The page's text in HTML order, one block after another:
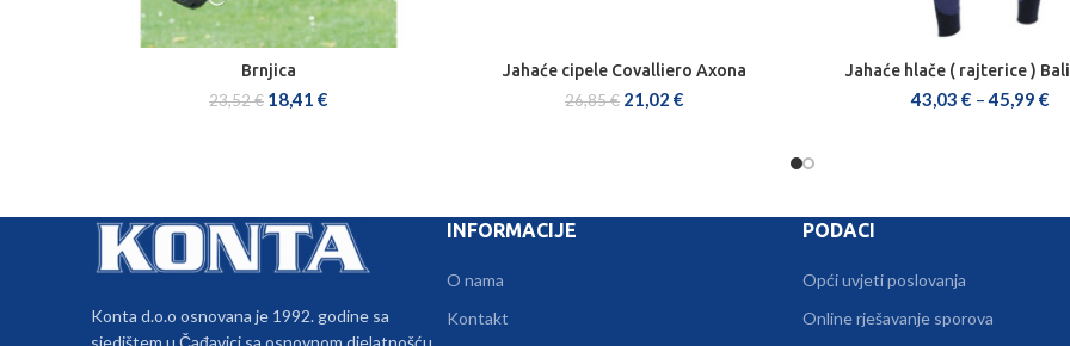
ODABERI OPCIJE
Brnjica
23,52€ 18,41 €
ODABERI OPCIJE
Jahaće cipele Covalliero Axona
26,85€ 21,02 €
ODABERI OPCIJE
Jahaće hlače ( rajterice )
43,03 € –45,99 €
Konta d.o.o osnovana je 1992. godine sa
sjedištem u Čađavici sa osnovnom djelatnošću
INFORMACIJE
O nama
Kontakt
PODACI
Opći uvjeti poslovanja
Online rješavanje sporova